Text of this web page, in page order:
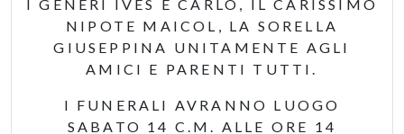
I GENERI IVES E CARLO, IL CARISSIMO
NIPOTE MAICOL, LA SORELLA
GIUSEPPINA UNITAMENTE AGLI
AMICI E PARENTI TUTTI.
I FUNERALI AVRANNO LUOGO
SABATO 14 C.M. ALLE ORE 14